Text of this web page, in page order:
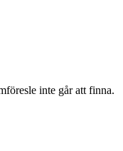
inte går att finna.